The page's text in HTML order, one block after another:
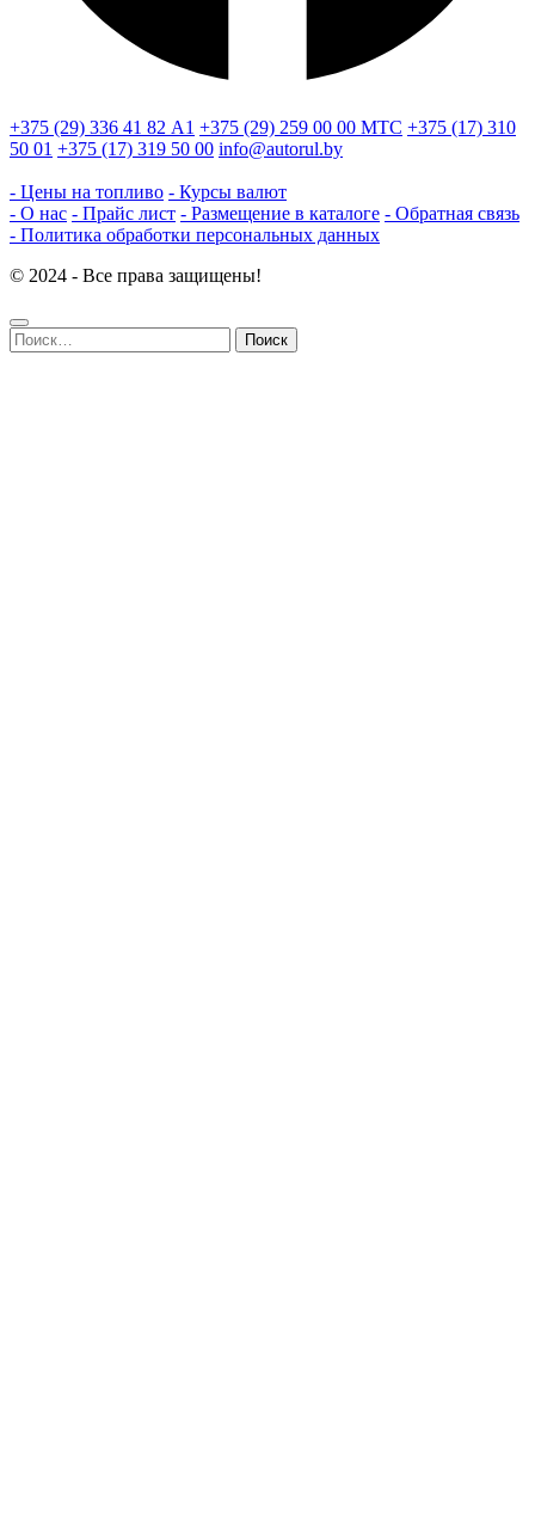
+375 (29) 336 41 82 А1 +375 (29) 259 00 00 МТС +375 (17) 310
50 01 +375 (17) 319 50 00 info@autorul.by
- Цены на топливо - Курсы валют
- О нас - Прайс лист - Размещение в каталоге - Обратная связь
- Политика обработки персональных данных
© 2024 - Все права защищены!
Найти: